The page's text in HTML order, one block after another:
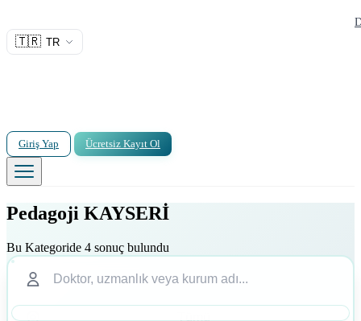
🇹🇷 TR
Giriş Yap Ücretsiz Kayıt Ol
Pedagoji KAYSERİ
Bu Kategoride 4 sonuç bulundu